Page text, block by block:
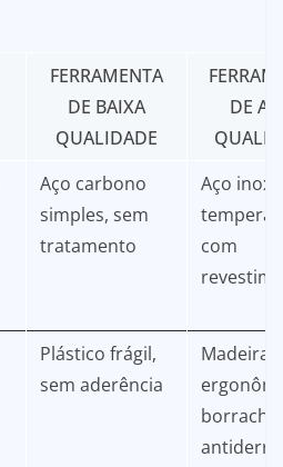
FERRAMENTA
DE BAIXA
QUALIDADE
DE
Aço carbono
simples, sem
tratamento
Aço
com
Plástico frágil,
sem aderência
Madeira
borracha